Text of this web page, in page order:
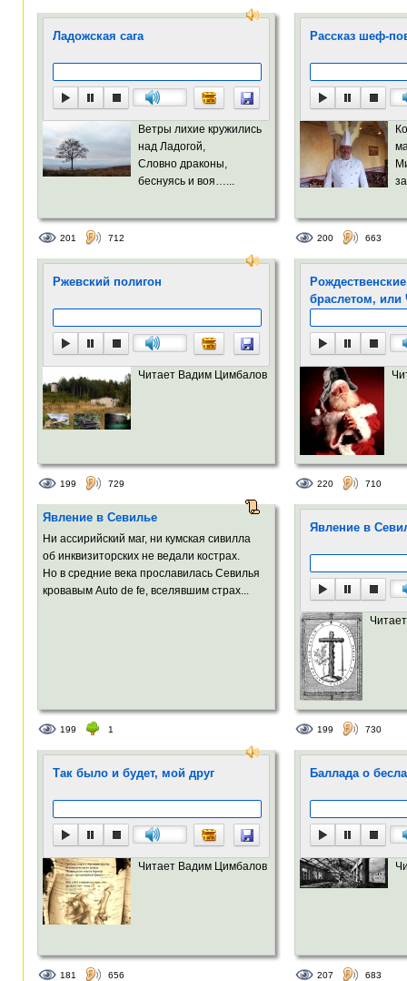
Ладожская сага
Ветры лихие кружились
над Ладогой,
Словно драконы,
беснуясь и воя…...
201 712
Рассказ шеф-
200 663
Ржевский полигон
Читает Вадим Цимбалов
199 729
браслетом, или
220 710
Явление в Севилье
Ни ассирийский маг, ни кумская сивилла
об инквизиторских не ведали кострах.
Но в средние века прославилась Севилья
кровавым Auto de fe, вселявшим страх...
199 1
Явление в
199 730
Так было и будет, мой друг
Читает Вадим Цимбалов
181 656
Баллада о
207 683